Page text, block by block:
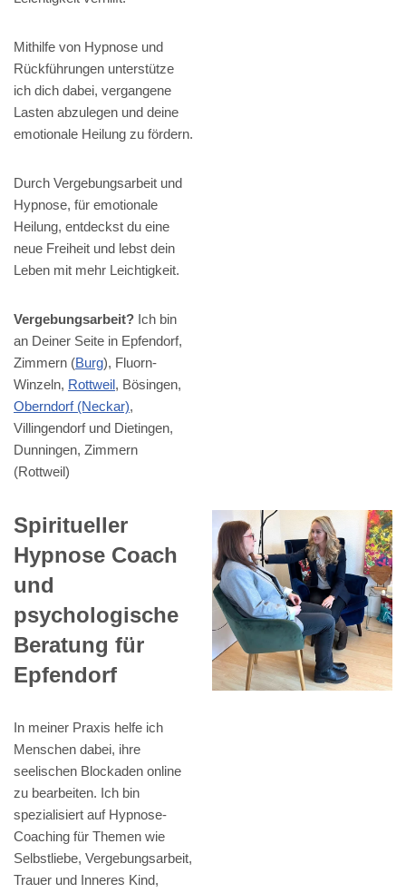
Mithilfe von Hypnose und
Rückführungen unterstütze
ich dich dabei, vergangene
Lasten abzulegen und deine
emotionale Heilung zu fördern.
Durch Vergebungsarbeit und
Hypnose, für emotionale
Heilung, entdeckst du eine
neue Freiheit und lebst dein
Leben mit mehr Leichtigkeit.
Vergebungsarbeit? Ich bin
an Deiner Seite in Epfendorf,
Zimmern (Burg), Fluorn-
Winzeln, Rottweil, Bösingen,
Oberndorf (Neckar),
Villingendorf und Dietingen,
Dunningen, Zimmern
(Rottweil)
Spiritueller
Hypnose Coach
und
psychologische
Beratung für
Epfendorf
In meiner Praxis helfe ich
Menschen dabei, ihre
seelischen Blockaden online
zu bearbeiten. Ich bin
spezialisiert auf Hypnose-
Coaching für Themen wie
Selbstliebe, Vergebungsarbeit,
Trauer und Inneres Kind,